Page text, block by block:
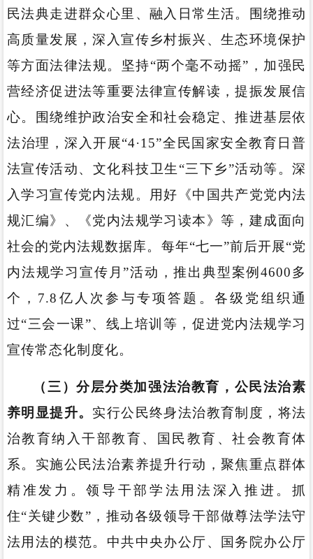
民法典走进群众心里、融入日常生活。围绕推动
高质量发展，深入宣传乡村振兴、生态环境保护
等方面法律法规。坚持“两个毫不动摇”，加强民
营经济促进法等重要法律宣传解读，提振发展信
心。围绕维护政治安全和社会稳定、推进基层依
法治理，深入开展“4·15”全民国家安全教育日普
法宣传活动、文化科技卫生“三下乡”活动等。深
入学习宣传党内法规。用好《中国共产党党内法
规汇编》、《党内法规学习读本》等，建成面向
社会的党内法规数据库。每年“七一”前后开展“党
内法规学习宣传月”活动，推出典型案例4600多
个，7.8亿人次参与专项答题。各级党组织通
过“三会一课”、线上培训等，促进党内法规学习
宣传常态化制度化。
（三）分层分类加强法治教育，公民法治素
养明显提升。 实行公民终身法治教育制度，将法
治教育纳入干部教育、国民教育、社会教育体
系。实施公民法治素养提升行动，聚焦重点群体
精准发力。领导干部学法用法深入推进。抓
住“关键少数”，推动各级领导干部做尊法学法守
法用法的模范。中共中央办公厅、国务院办公厅